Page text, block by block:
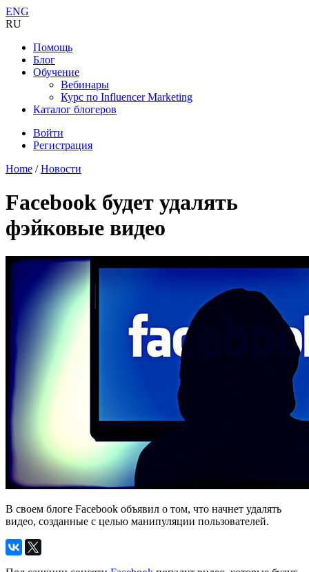
ENG
RU
Помощь
Блог
Обучение
Вебинары
Курс по Influencer Marketing
Каталог блогеров
Войти
Регистрация
Home /Новости
Facebook будет удалять
фэйковые видео
В своем блоге Facebook объявил о том, что начнет удалять
видео, созданные с целью манипуляции пользователей.